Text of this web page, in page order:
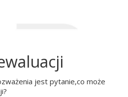
jest pytanie,co może